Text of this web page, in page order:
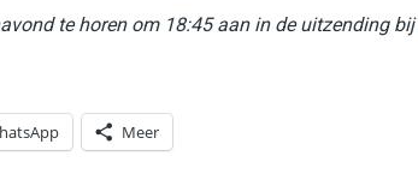
te horen om 18:45 aan in de uitzending bij
Meer